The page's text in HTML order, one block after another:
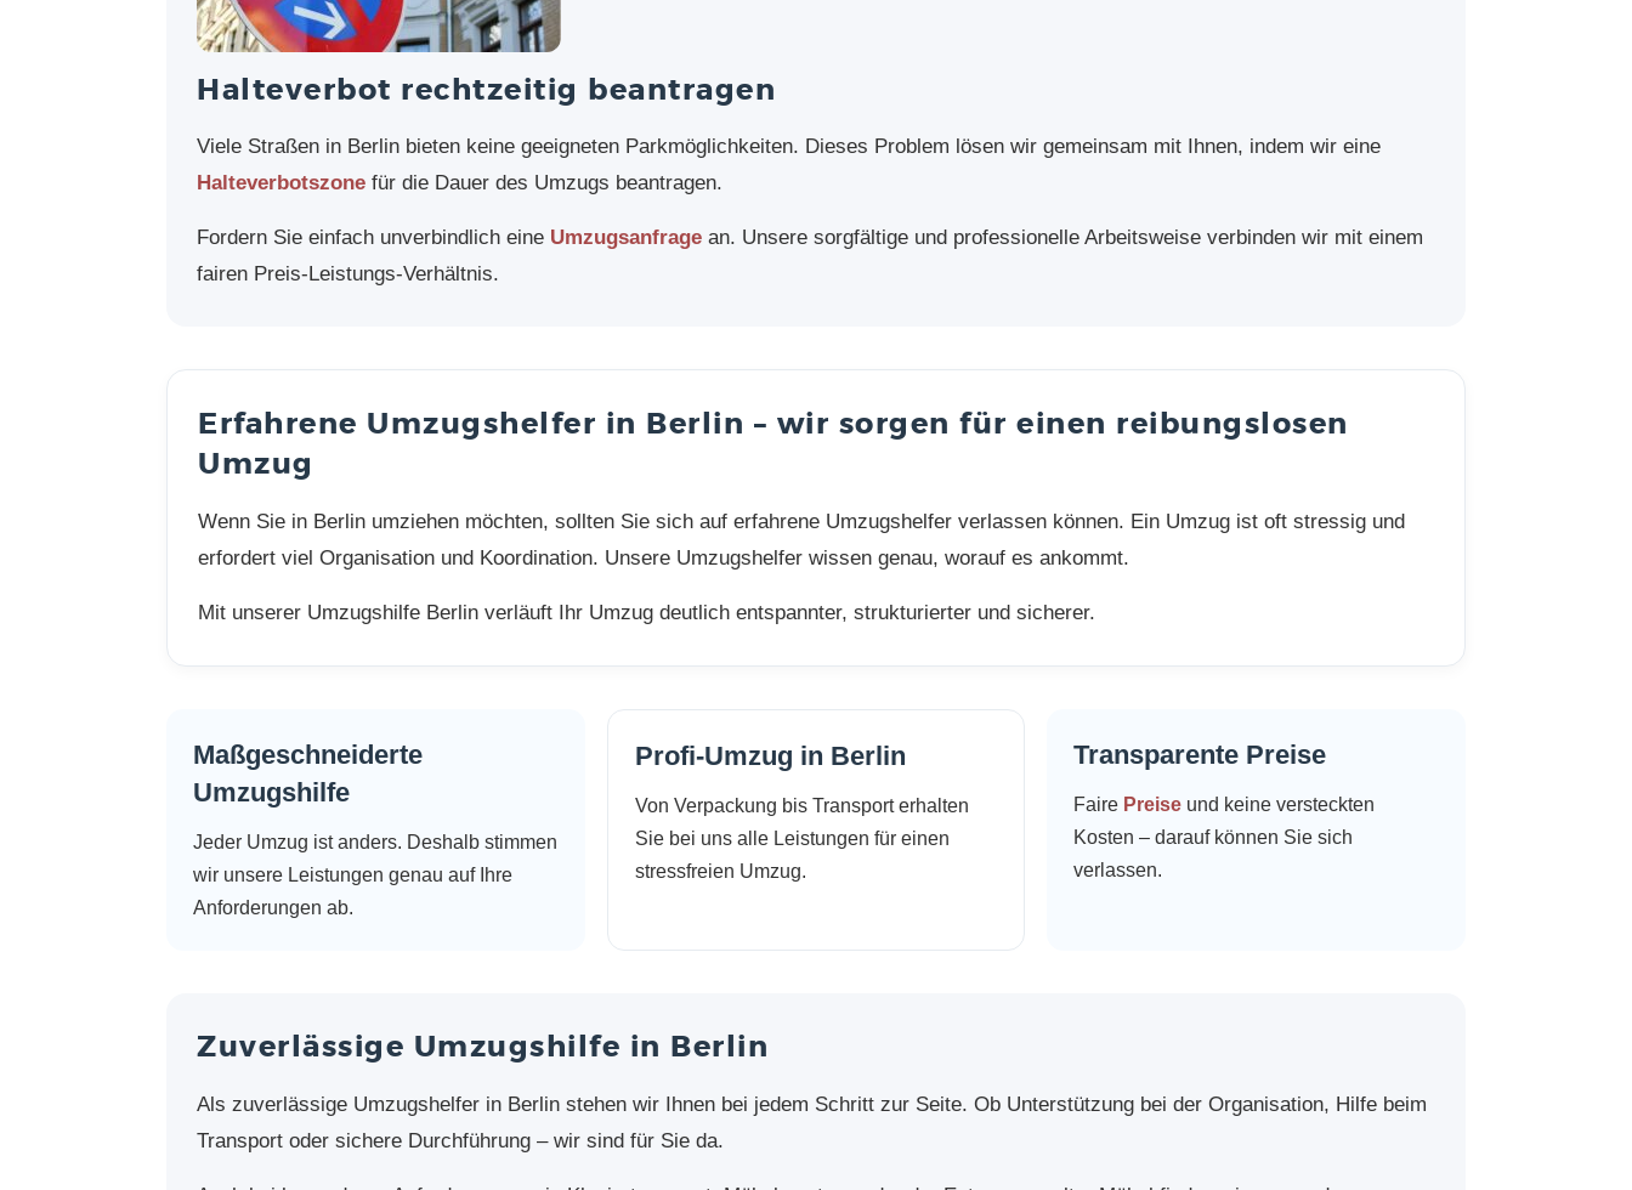
Halteverbot rechtzeitig beantragen
Viele Straßen in Berlin bieten keine geeigneten Parkmöglichkeiten. Dieses Problem lösen wir gemeinsam mit Ihnen, indem wir eine
Halteverbotszone für die Dauer des Umzugs beantragen.
Fordern Sie einfach unverbindlich eine Umzugsanfrage an. Unsere sorgfältige und professionelle Arbeitsweise verbinden wir mit einem
fairen Preis-Leistungs-Verhältnis.
Erfahrene Umzugshelfer in Berlin – wir sorgen für einen reibungslosen
Umzug
Wenn Sie in Berlin umziehen möchten, sollten Sie sich auf erfahrene Umzugshelfer verlassen können. Ein Umzug ist oft stressig und
erfordert viel Organisation und Koordination. Unsere Umzugshelfer wissen genau, worauf es ankommt.
Mit unserer Umzugshilfe Berlin verläuft Ihr Umzug deutlich entspannter, strukturierter und sicherer.
Maßgeschneiderte
Umzugshilfe
Jeder Umzug ist anders. Deshalb stimmen
wir unsere Leistungen genau auf Ihre
Anforderungen ab.
Profi-Umzug in Berlin
Von Verpackung bis Transport erhalten
Sie bei uns alle Leistungen für einen
stressfreien Umzug.
Transparente Preise
Faire Preise und keine versteckten
Kosten – darauf können Sie sich
verlassen.
Zuverlässige Umzugshilfe in Berlin
Als zuverlässige Umzugshelfer in Berlin stehen wir Ihnen bei jedem Schritt zur Seite. Ob Unterstützung bei der Organisation, Hilfe beim
Transport oder sichere Durchführung – wir sind für Sie da.